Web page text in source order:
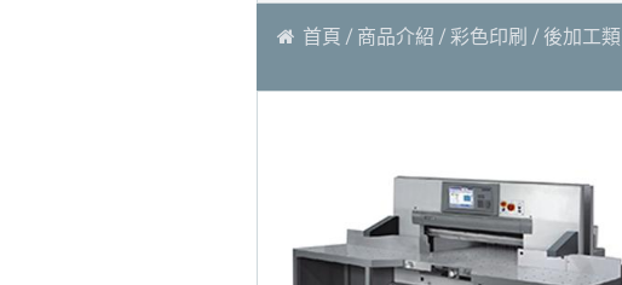
首頁 商品介紹 彩色印刷 後加工類